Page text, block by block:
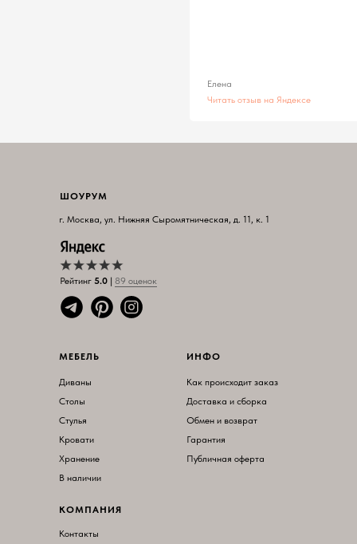
Читать отзыв на Яндексе
Елена
МЕБЕЛЬ
Диваны
Столы
Стулья
Кровати
Хранение
В наличии
ИНФО
Как происходит заказ
Доставка и сборка
Обмен и возврат
Гарантия
Публичная оферта
КОМПАНИЯ
Контакты
Рейтинг 5.0 | 89 оценок
ШОУРУМ
г. Москва, ул. Нижняя Сыромятническая, д. 11, к. 1